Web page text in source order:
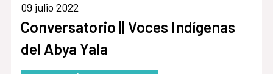
09 julio 2022
Conversatorio || Voces Indígenas
del Abya Yala